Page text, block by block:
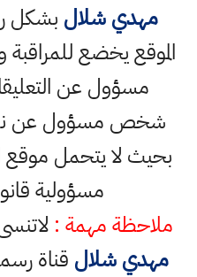
مهدي شلال بشكل
الموقع يخضع
مسؤول عن
شخص مسؤول عن
بحيث لا يتحمل موقع
مسؤولية
ملاحظة مهمة :
مهدي شلال قناة